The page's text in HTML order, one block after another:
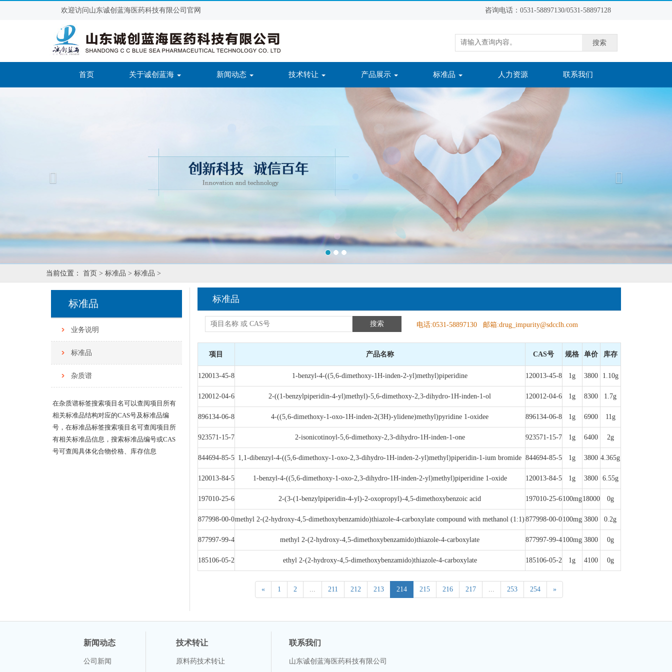
欢迎访问山东诚创蓝海医药科技有限公司官网 咨询电话：0531-58897130/0531-58897128
搜索
首页(current) 关于诚创蓝海 新闻动态 技术转让 产品展示 标准品 人力资源 联系我们
当前位置： 首页 > 标准品 > 标准品 >
标准品
业务说明
标准品
杂质谱
在杂质谱标签搜索项目名可以查阅项目所有
相关标准品结构对应的CAS号及标准品编
号，在标准品标签搜索项目名可查阅项目所
有相关标准品信息，搜索标准品编号或CAS
号可查阅具体化合物价格、库存信息
标准品
搜索 电话:0531-58897130 邮箱:drug_impurity@sdcclh.com
项目 产品名称 CAS号 规格 单价 库存
120013-45-8 1-benzyl-4-((5,6-dimethoxy-1H-inden-2-yl)methyl)piperidine 120013-45-8 1g 3800 1.10g
120012-04-6 2-((1-benzylpiperidin-4-yl)methyl)-5,6-dimethoxy-2,3-dihydro-1H-inden-1-ol 120012-04-6 1g 8300 1.7g
896134-06-8 4-((5,6-dimethoxy-1-oxo-1H-inden-2(3H)-ylidene)methyl)pyridine 1-oxidee 896134-06-8 1g 6900 11g
923571-15-7 2-isonicotinoyl-5,6-dimethoxy-2,3-dihydro-1H-inden-1-one 923571-15-7 1g 6400 2g
844694-85-5 1,1-dibenzyl-4-((5,6-dimethoxy-1-oxo-2,3-dihydro-1H-inden-2-yl)methyl)piperidin-1-ium bromide 844694-85-5 1g 3800 4.365g
120013-84-5 1-benzyl-4-((5,6-dimethoxy-1-oxo-2,3-dihydro-1H-inden-2-yl)methyl)piperidine 1-oxide 120013-84-5 1g 3800 6.55g
197010-25-6 2-(3-(1-benzylpiperidin-4-yl)-2-oxopropyl)-4,5-dimethoxybenzoic acid 197010-25-6100mg18000 0g
877998-00-0methyl 2-(2-hydroxy-4,5-dimethoxybenzamido)thiazole-4-carboxylate compound with methanol (1:1) 877998-00-0100mg 3800 0.2g
877997-99-4 methyl 2-(2-hydroxy-4,5-dimethoxybenzamido)thiazole-4-carboxylate 877997-99-4100mg 3800 0g
185106-05-2 ethyl 2-(2-hydroxy-4,5-dimethoxybenzamido)thiazole-4-carboxylate 185106-05-2 1g 4100 0g
« 1 2 ... 211 212 213 214 215 216 217 ... 253 254 »
新闻动态
公司新闻
技术转让
原料药技术转让
联系我们
山东诚创蓝海医药科技有限公司